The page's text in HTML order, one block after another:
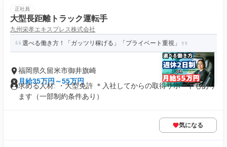
正社員
大型長距離トラック運転手
九州栄孝エキスプレス株式会社
選べる働き方！「ガッツリ稼げる」「プライベート重視」
福岡県久留米市御井旗崎
月給35万円～55万円
求める人材: ・大型免許 ＊入社してからの取得サポートもあり
ます（一部制約条件あり）
気になる